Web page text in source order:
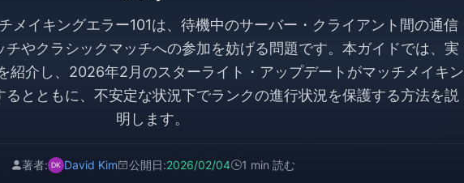
メイキングエラー101は、待機中のサーバー・クライアント間の通信
チやクラシックマッチへの参加を妨げる問題です。本ガイドでは、実
紹介し、2026年2月のスターライト・アップデートがマッチメイキン
るとともに、不安定な状況下でランクの進行状況を保護する方法を説
明します。
著者: David Kim 公開日:2026/02/04 1 min 読む